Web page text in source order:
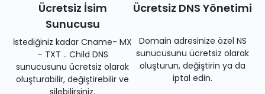
Ücretsiz İsim
Sunucusu
İstediğiniz kadar Cname- MX
– TXT .. Child DNS
sunucusunu ücretsiz olarak
oluşturabilir, değiştirebilir ve
Ücretsiz DNS Yönetimi
Domain adresinize özel NS
sunucusunu ücretsiz olarak
oluşturun, değiştirin ya da
iptal edin.